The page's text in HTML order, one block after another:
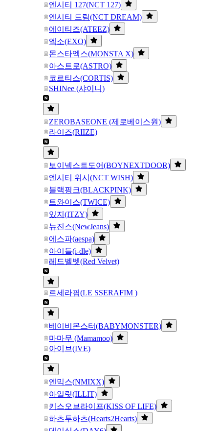
엔시티 127(NCT 127)
엔시티 드림(NCT DREAM)
에이티즈(ATEEZ)
엑소(EXO)
몬스타엑스(MONSTA X)
아스트로(ASTRO)
코르티스(CORTIS)
SHINee (샤이니)
ZEROBASEONE (제로베이스원)
라이즈(RIIZE)
보이넥스트도어(BOYNEXTDOOR)
엔시티 위시(NCT WISH)
블랙핑크(BLACKPINK)
트와이스(TWICE)
있지(ITZY)
뉴진스(NewJeans)
에스파(aespa)
아이들(i-dle)
레드벨벳(Red Velvet)
르세라핌(LE SSERAFIM )
베이비몬스터(BABYMONSTER)
마마무 (Mamamoo)
아이브(IVE)
엔믹스(NMIXX)
아일릿(ILLIT)
키스오브라이프(KISS OF LIFE)
하츠투하츠(Hearts2Hearts)